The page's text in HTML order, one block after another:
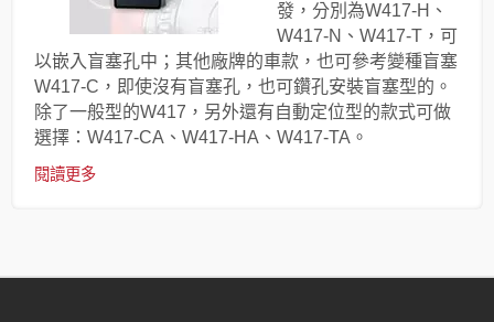
發，分別為W417-H、
W417-N、W417-T，可
以嵌入盲塞孔中；其他廠牌的車款，也可參考變種盲塞
W417-C，即使沒有盲塞孔，也可鑽孔安裝盲塞型的。
除了一般型的W417，另外還有自動定位型的款式可做
選擇：W417-CA、W417-HA、W417-TA。
閱讀更多